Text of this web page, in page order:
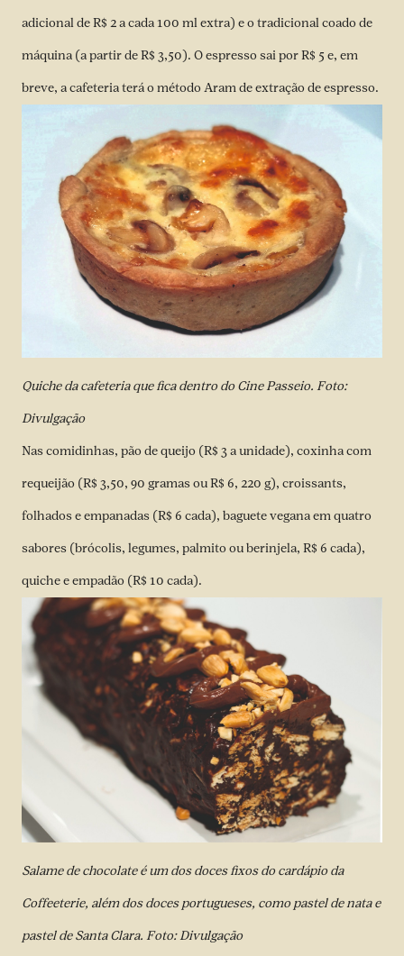
adicional de R$ 2 a cada 100 ml extra) e o tradicional coado de
máquina (a partir de R$ 3,50). O espresso sai por R$ 5 e, em
breve, a cafeteria terá ométodo Aram de extração de espresso.
Quiche da cafeteria que fica dentro do Cine Passeio. Foto:
Divulgação
Nas comidinhas, pão de queijo (R$ 3 a unidade), coxinha com
requeijão (R$ 3,50, 90 gramas ou R$ 6, 220 g), croissants,
folhados e empanadas (R$ 6 cada), baguete vegana em quatro
sabores (brócolis, legumes, palmito ou berinjela, R$ 6 cada),
quiche e empadão (R$ 10 cada).
Salame de chocolate é um dos doces fixos do cardápio da
Coffeeterie, além dos doces portugueses, como pastel de nata e
pastel de Santa Clara. Foto: Divulgação